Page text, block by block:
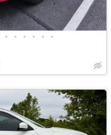
• • • • • •